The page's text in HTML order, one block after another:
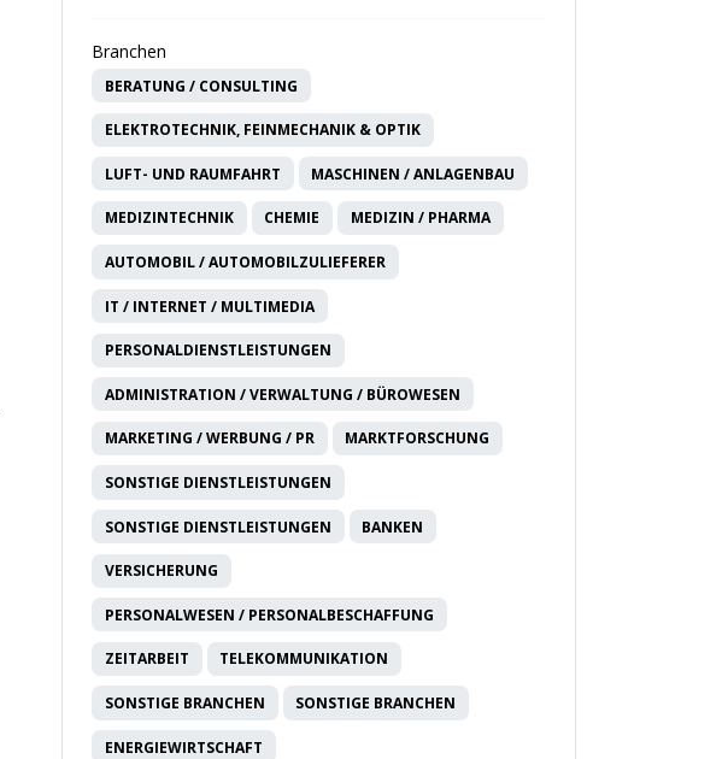
Branchen
BERATUNG / CONSULTING
ELEKTROTECHNIK, FEINMECHANIK & OPTIK
LUFT- UND RAUMFAHRT MASCHINEN / ANLAGENBAU
MEDIZINTECHNIK CHEMIE MEDIZIN / PHARMA
AUTOMOBIL / AUTOMOBILZULIEFERER
IT / INTERNET / MULTIMEDIA
PERSONALDIENSTLEISTUNGEN
ADMINISTRATION / VERWALTUNG / BÜROWESEN
MARKETING / WERBUNG / PR MARKTFORSCHUNG
SONSTIGE DIENSTLEISTUNGEN
SONSTIGE DIENSTLEISTUNGEN BANKEN
VERSICHERUNG
PERSONALWESEN / PERSONALBESCHAFFUNG
ZEITARBEIT TELEKOMMUNIKATION
SONSTIGE BRANCHEN SONSTIGE BRANCHEN
ENERGIEWIRTSCHAFT